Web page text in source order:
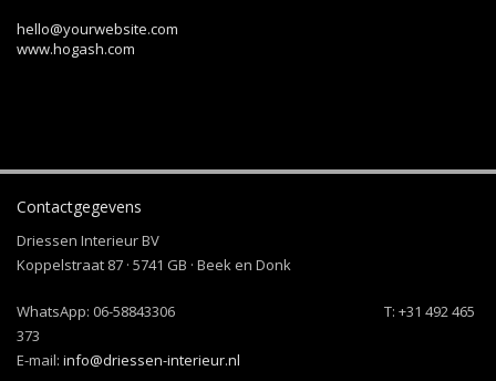
hello@yourwebsite.com
www.hogash.com
Contactgegevens
Driessen Interieur BV
Koppelstraat 87 · 5741 GB · Beek en Donk
WhatsApp: 06-58843306 T: +31 492 465
373
E-mail: info@driessen-interieur.nl